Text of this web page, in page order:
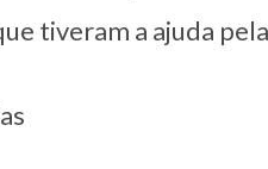
tiveram a ajuda